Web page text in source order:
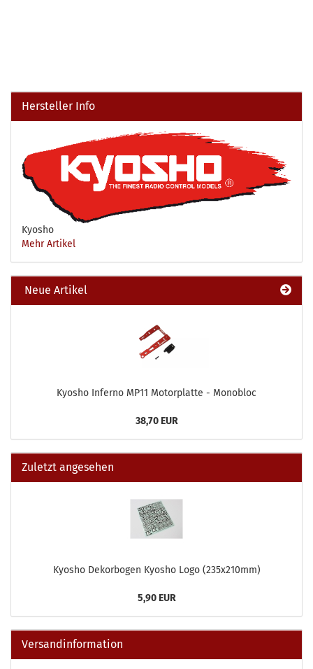
Hersteller Info
Kyosho
Mehr Artikel
Neue Artikel
Kyosho Inferno MP11 Motorplatte - Monobloc
38,70 EUR
Zuletzt angesehen
Kyosho Dekorbogen Kyosho Logo (235x210mm)
5,90 EUR
Versandinformation